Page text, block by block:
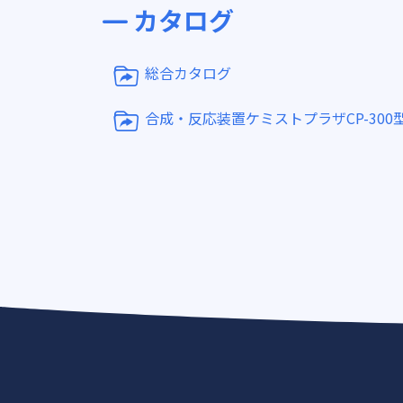
カタログ
総合カタログ
合成・反応装置ケミストプラザCP-300